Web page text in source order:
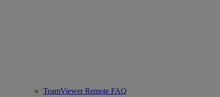
TeamViewer Remote FAQ